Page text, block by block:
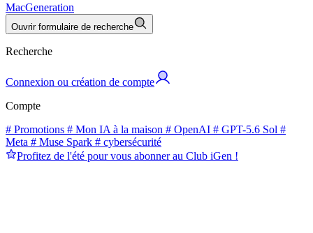
MacGeneration
Ouvrir formulaire de recherche
Recherche
Connexion ou création de compte
Compte
# Promotions # Mon IA à la maison # OpenAI # GPT-5.6 Sol #
Meta # Muse Spark # cybersécurité
Profitez de l'été pour vous abonner au Club iGen !